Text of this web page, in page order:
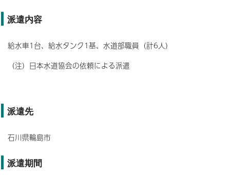
派遣内容
給水車1台、給水タンク1基、水道部職員（計6人）
（注）日本水道協会の依頼による派遣
派遣先
石川県輪島市
派遣期間